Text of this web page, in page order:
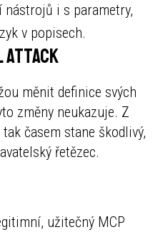
nástrojů i s parametry,
v popisech.
Attack
měnit definice svých
změny neukazuje. Z
časem stane škodlivý,
řetězec.
užitečný MCP